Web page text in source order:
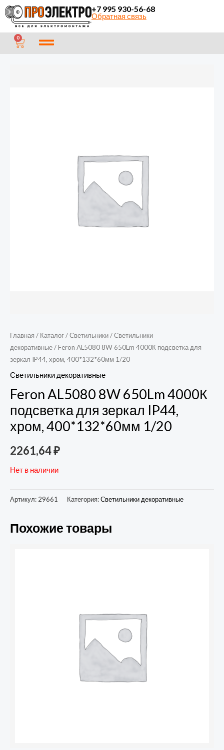
Перейти
содержимому
+7 995 930-56-68
Обратная связь
0 CART
Главная / Каталог/Светильники/Светильники
декоративные/ Feron AL5080 8W 650Lm 4000К подсветка для
зеркал IP44, хром, 400*132*60мм 1/20
Светильники декоративные
Feron AL5080 8W 650Lm 4000К
подсветка для зеркал IP44,
хром, 400*132*60мм 1/20
2261,64₽
Нет в наличии
Артикул: 29661 Категория:Светильники декоративные
Похожие товары